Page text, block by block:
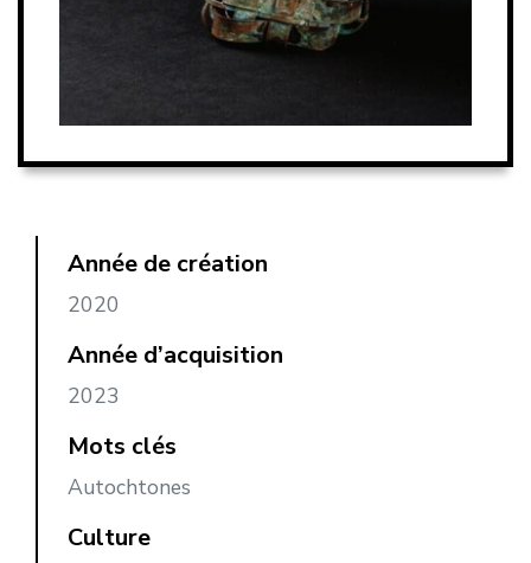
Année de création
2020
Année d’acquisition
2023
Mots clés
Autochtones
Culture